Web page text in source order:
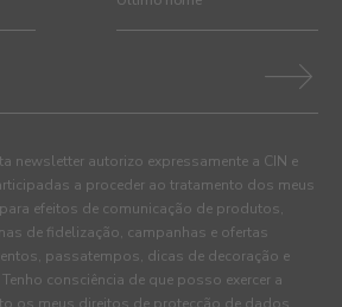
newsletter autorizo expressamente a CIN e
a proceder ao tratamento dos meus
efeitos de comunicação de produtos,
de fidelização, campanhas e ofertas
passatempos, dicas de decoração e
consciência de que posso exercer a
os meus direitos de protecção de dados,